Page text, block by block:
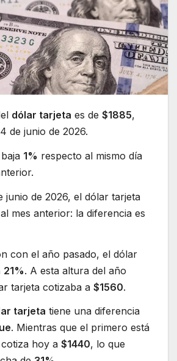
dólar tarjeta es de $1885,
de junio de 2026.
1% respecto al mismo día
junio de 2026, el dólar tarjeta
mes anterior: la diferencia es
con el año pasado, el dólar
21%. A esta altura del año
tarjeta cotizaba a $1560.
tarjeta tiene una diferencia
. Mientras que el primero está
hoy a $1440, lo que